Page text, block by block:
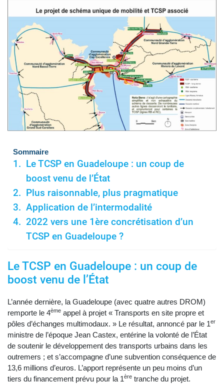
Sommaire
Le TCSP en Guadeloupe : un coup de
boost venu de l’État
Plus raisonnable, plus pragmatique
Application de l’intermodalité
2022 vers une 1ère concrétisation d’un
TCSP en Guadeloupe ?
Le TCSP en Guadeloupe : un coup de
boost venu de l’État
L’année dernière, la Guadeloupe (avec quatre autres DROM)
remporte le 4ème appel à projet « Transports en site propre et
pôles d’échanges multimodaux. » Le résultat, annoncé par le 1er
ministre de l’époque Jean Castex, entérine la volonté de l’État
de soutenir le développement des transports urbains dans les
outremers ; et s’accompagne d’une subvention conséquence de
13,6 millions d’euros. L’apport représente un peu moins d’un
tiers du financement prévu pour la 1ère tranche du projet.